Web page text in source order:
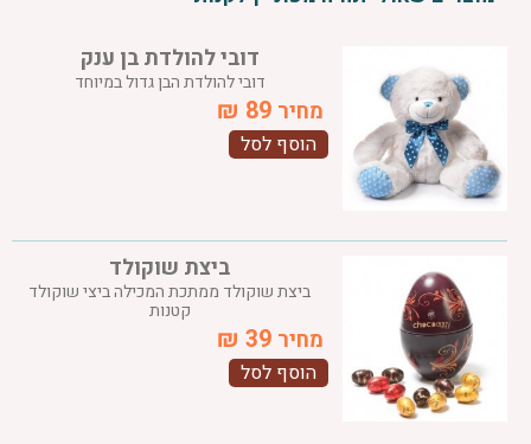
דובי להולדת בן ענק
דובי להולדת הבן גדול במיוחד
89
₪
הוסף לסל
ביצת שוקולד
ביצת שוקולד ממתכת המכילה ביצי שוקולד
קטנות
39
₪
הוסף לסל